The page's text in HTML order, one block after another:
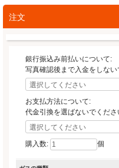
ヒートカットトップ
■性能一例
感震停止機能
レンジフード連動、オーブン接続不可
Siセンサー、調理油過熱防止装置
コンログリル消し忘れ消火機能、ロ
高温炒め機能、コンロ調理タイマ
込み・炊飯・おかゆ
煮込み機能、湯沸かし機能、グリ
オートメニュー
注文
銀行振込み前払いについて:
写真確認後まで入金をしない
お支払方法について:
代金引換を選ばないでくださ
購入数: 個